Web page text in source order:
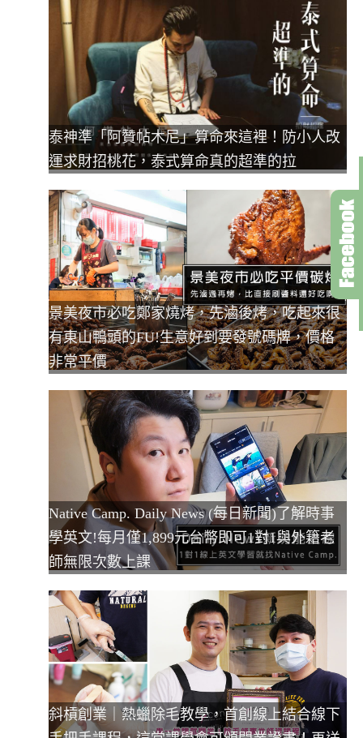
泰神準「阿贊帖木尼」算命來這裡！防小人改
運求財招桃花，泰式算命真的超準的拉
景美夜市必吃鄭家燒烤，先滷後烤，吃起來很
有東山鴨頭的FU!生意好到要發號碼牌，價格
非常平價
Native Camp. Daily News (每日新聞)了解時事
學英文!每月僅1,899元台幣即可1對1與外籍老
師無限次數上課
斜槓創業｜熱蠟除毛教學，首創線上結合線下